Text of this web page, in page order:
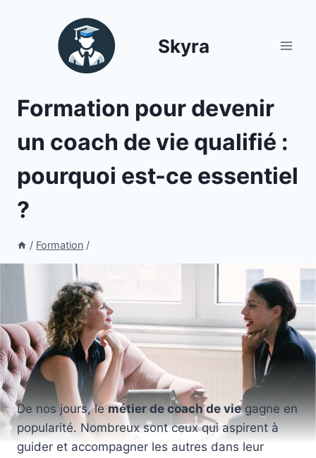
Skyra
Formation pour devenir
un coach de vie qualifié :
pourquoi est-ce essentiel
?
/ Formation /
De nos jours, le métier de coach de viegagne en
popularité. Nombreux sont ceux qui aspirent à
guider et accompagner les autres dans leur